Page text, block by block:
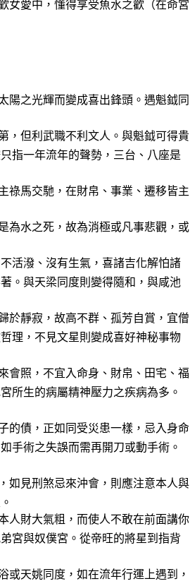
女愛中，懂得享受魚水之歡（在命宮
陽之光輝而變成喜出鋒頭。遇魁鉞同
，但利武職不利文人。與魁鉞可得貴
一年流年的聲勢，三台、八座是
祿馬交馳，在財帛、事業、遷移皆主
為水之死，故為消極或凡事悲觀，或
潑、沒有生氣，喜諸吉化解怕諸
與天梁同度則變得隨和，與咸池
於靜寂，故高不群、孤芳自賞，宜僧
，不見文星則變成喜好神秘事物
會照，不宜入命身、財帛、田宅、福
生的病屬精神壓力之疾病為多。
的債，正如同受災患一樣，忌入身命
術之失誤而需再開刀或動手術。
如見刑煞忌來沖會，則應注意本人與
人財大氣粗，而使人不敢在前面講你
與奴僕宮。從帝旺的將星到指背
或天姚同度，如在流年行運上遇到，